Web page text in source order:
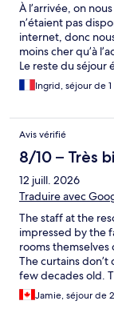
À l’arrivée, on
n’étaient pas
internet, donc
moins cher qu’à
Le reste du séjour
entretenues et
Ingrid, séjour de
Avis vérifié
8/10 – Très
12 juill. 2026
Traduire avec
The staff at the
impressed by the
rooms
The curtains
few decades old.
needed in the
over to beautiful
Jamie, séjour de